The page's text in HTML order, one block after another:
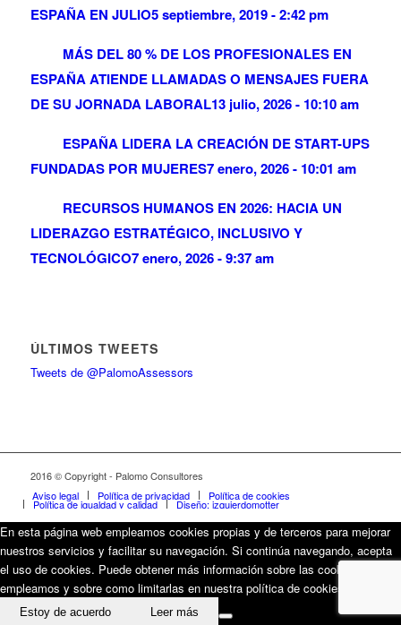
ESPAÑA EN JULIO5 septiembre, 2019 - 2:42 pm
MÁS DEL 80 % DE LOS PROFESIONALES EN
ESPAÑA ATIENDE LLAMADAS O MENSAJES FUERA
DE SU JORNADA LABORAL13 julio, 2026 - 10:10 am
ESPAÑA LIDERA LA CREACIÓN DE START-UPS
FUNDADAS POR MUJERES7 enero, 2026 - 10:01 am
RECURSOS HUMANOS EN 2026: HACIA UN
LIDERAZGO ESTRATÉGICO, INCLUSIVO Y
TECNOLÓGICO7 enero, 2026 - 9:37 am
ÚLTIMOS TWEETS
Tweets de @PalomoAssessors
2016 © Copyright - Palomo Consultores
Aviso legal
Política de privacidad Política de cookies
Política de igualdad y calidad Diseño: izquierdomotter
En esta página web empleamos cookies propias y de terceros para mejorar
nuestros servicios y facilitar su navegación. Si continúa navegando, acepta
el uso de cookies. Puede obtener más información sobre las cookies que
empleamos y sobre como limitarlas en nuestra política de cookies.
Estoy de acuerdo Leer más